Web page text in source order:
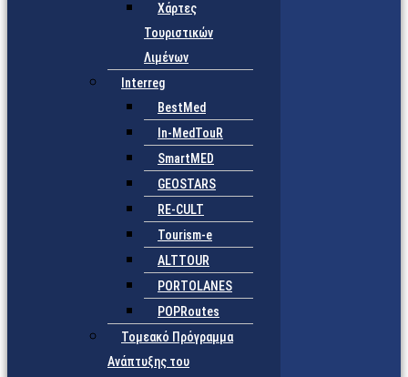
Χάρτες
Τουριστικών
Λιμένων
Interreg
BestMed
In-MedTouR
SmartMED
GEOSTARS
RE-CULT
Tourism-e
ALTTOUR
PORTOLANES
POPRoutes
Τομεακό Πρόγραμμα
Ανάπτυξης του